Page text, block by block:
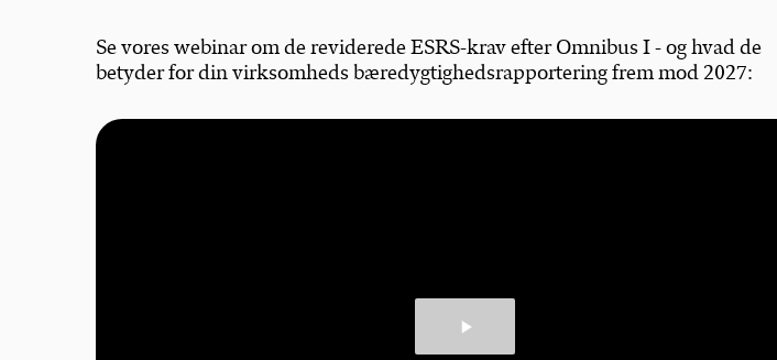
Se vores webinar om de reviderede ESRS-krav efter Omnibus I - og hvad de
betyder for din virksomheds bæredygtighedsrapportering frem mod 2027: